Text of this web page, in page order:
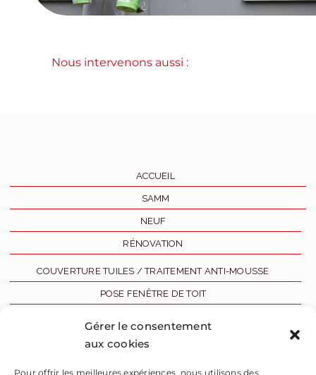
Gérer le consentement
aux cookies
Pour offrir les meilleures expériences, nous utilisons des
Nous intervenons aussi :
ACCUEIL
SAMM
NEUF
RÉNOVATION
COUVERTURE TUILES / TRAITEMENT ANTI-MOUSSE
POSE FENÊTRE DE TOIT
RAVALEMENT